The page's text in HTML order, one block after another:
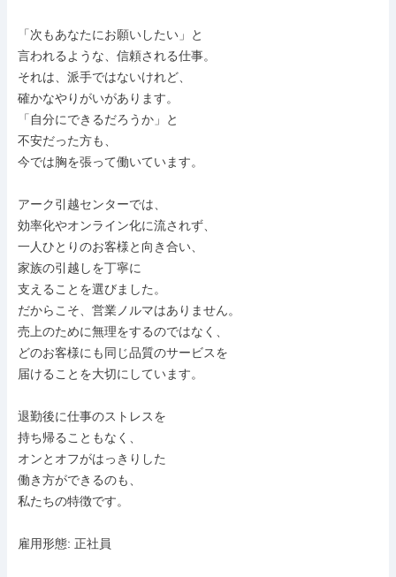
「次もあなたにお願いしたい」と
言われるような、信頼される仕事。
それは、派手ではないけれど、
確かなやりがいがあります。
「自分にできるだろうか」と
不安だった方も、
今では胸を張って働いています。
アーク引越センターでは、
効率化やオンライン化に流されず、
一人ひとりのお客様と向き合い、
家族の引越しを丁寧に
支えることを選びました。
だからこそ、営業ノルマはありません。
売上のために無理をするのではなく、
どのお客様にも同じ品質のサービスを
届けることを大切にしています。
退勤後に仕事のストレスを
持ち帰ることもなく、
オンとオフがはっきりした
働き方ができるのも、
私たちの特徴です。
雇用形態: 正社員